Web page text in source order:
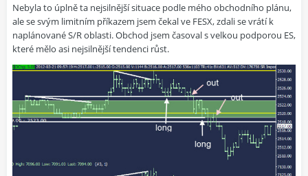
Nebyla to úplně ta nejsilnější situace podle mého obchodního plánu,
ale se svým limitním příkazem jsem čekal ve FESX, zdali se vrátí k
naplánované S/R oblasti. Obchod jsem časoval s velkou podporou ES,
které mělo asi nejsilnější tendenci růst.